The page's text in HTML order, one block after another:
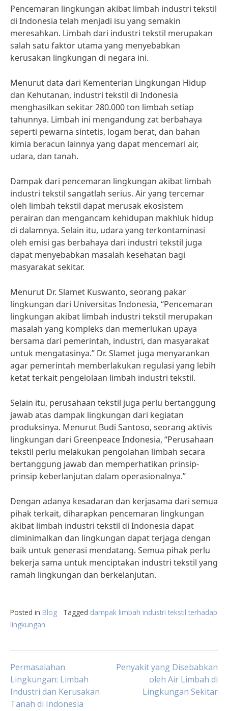
Pencemaran lingkungan akibat limbah industri tekstil
di Indonesia telah menjadi isu yang semakin
meresahkan. Limbah dari industri tekstil merupakan
salah satu faktor utama yang menyebabkan
kerusakan lingkungan di negara ini.
Menurut data dari Kementerian Lingkungan Hidup
dan Kehutanan, industri tekstil di Indonesia
menghasilkan sekitar 280.000 ton limbah setiap
tahunnya. Limbah ini mengandung zat berbahaya
seperti pewarna sintetis, logam berat, dan bahan
kimia beracun lainnya yang dapat mencemari air,
udara, dan tanah.
Dampak dari pencemaran lingkungan akibat limbah
industri tekstil sangatlah serius. Air yang tercemar
oleh limbah tekstil dapat merusak ekosistem
perairan dan mengancam kehidupan makhluk hidup
di dalamnya. Selain itu, udara yang terkontaminasi
oleh emisi gas berbahaya dari industri tekstil juga
dapat menyebabkan masalah kesehatan bagi
masyarakat sekitar.
Menurut Dr. Slamet Kuswanto, seorang pakar
lingkungan dari Universitas Indonesia, “Pencemaran
lingkungan akibat limbah industri tekstil merupakan
masalah yang kompleks dan memerlukan upaya
bersama dari pemerintah, industri, dan masyarakat
untuk mengatasinya.” Dr. Slamet juga menyarankan
agar pemerintah memberlakukan regulasi yang lebih
ketat terkait pengelolaan limbah industri tekstil.
Selain itu, perusahaan tekstil juga perlu bertanggung
jawab atas dampak lingkungan dari kegiatan
produksinya. Menurut Budi Santoso, seorang aktivis
lingkungan dari Greenpeace Indonesia, “Perusahaan
tekstil perlu melakukan pengolahan limbah secara
bertanggung jawab dan memperhatikan prinsip-
prinsip keberlanjutan dalam operasionalnya.”
Dengan adanya kesadaran dan kerjasama dari semua
pihak terkait, diharapkan pencemaran lingkungan
akibat limbah industri tekstil di Indonesia dapat
diminimalkan dan lingkungan dapat terjaga dengan
baik untuk generasi mendatang. Semua pihak perlu
bekerja sama untuk menciptakan industri tekstil yang
ramah lingkungan dan berkelanjutan.
Posted in Blog Tagged dampak limbah industri tekstil terhadap
lingkungan
Post
navigation
Permasalahan
Lingkungan: Limbah
Industri dan Kerusakan
Tanah di Indonesia
Penyakit yang Disebabkan
oleh Air Limbah di
Lingkungan Sekitar